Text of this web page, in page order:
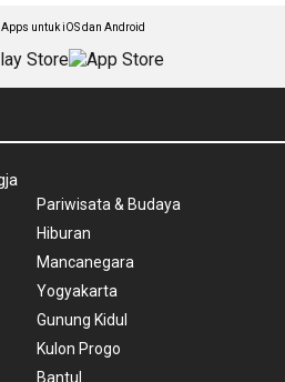
untuk iOS dan Android
Pariwisata & Budaya
Hiburan
Mancanegara
Yogyakarta
Gunung Kidul
Kulon Progo
Bantul